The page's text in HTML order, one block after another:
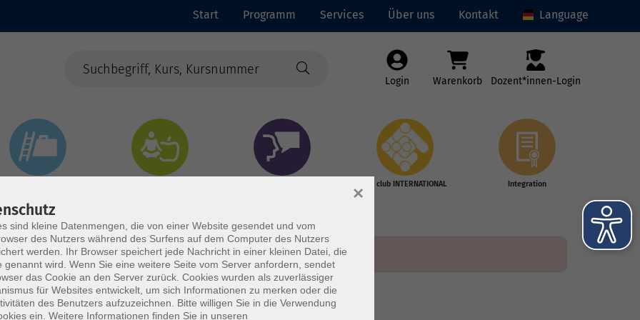
Start Programm Services Über uns Kontakt Language
Login Warenkorb Dozent*innen-Login
vhs club INTERNATIONAL Integration
sind kleine Datenmengen, die von einer Website gesendet und vom
des Nutzers während des Surfens auf dem Computer des Nutzers
werden. Ihr Browser speichert jede Nachricht in einer kleinen Datei, die
genannt wird. Wenn Sie eine weitere Seite vom Server anfordern, sendet
das Cookie an den Server zurück. Cookies wurden als zuverlässiger
für Websites entwickelt, um sich Informationen zu merken oder die
des Benutzers aufzuzeichnen. Bitte willigen Sie in die Verwendung
ein. Weitere Informationen finden Sie in unseren
×